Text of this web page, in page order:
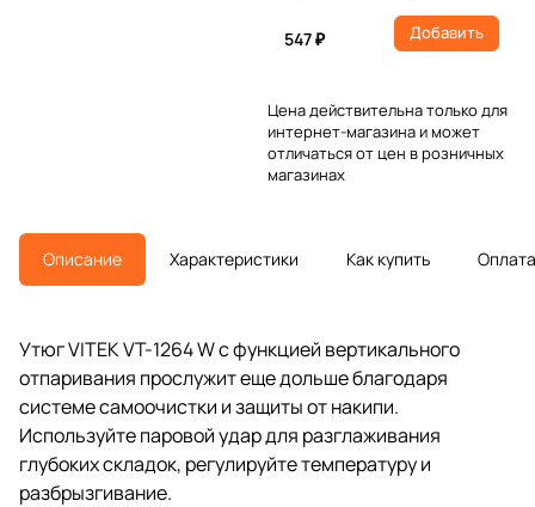
547 ₽ Добавить
Цена действительна только для
интернет-магазина и может
отличаться от цен в розничных
магазинах
Описание Характеристики Как купить Оплата
Утюг VITEK VT-1264 W с функцией вертикального
отпаривания прослужит еще дольше благодаря
системе самоочистки и защиты от накипи.
Используйте паровой удар для разглаживания
глубоких складок, регулируйте температуру и
разбрызгивание.